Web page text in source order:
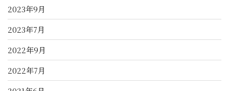
2023年9月
2023年7月
2022年9月
2022年7月